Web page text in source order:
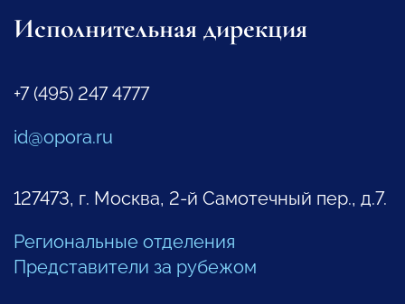
Исполнительная дирекция
+7 (495) 247 4777
id@opora.ru
127473, г. Москва, 2-й Самотечный пер., д.7.
Региональные отделения
Представители за рубежом